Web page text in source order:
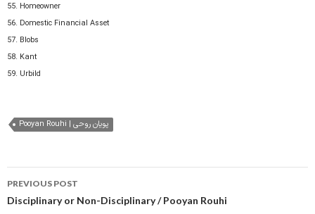
55. Homeowner
56. Domestic Financial Asset
57. Blobs
58. Kant
59. Urbild
Pooyan Rouhi | پویان روحی
Post
navigation
PREVIOUS POST
Disciplinary or Non-Disciplinary / Pooyan Rouhi